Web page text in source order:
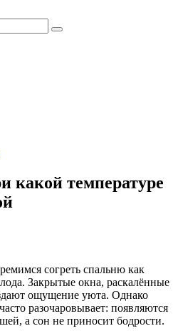
какой температуре
согреть спальню как
Закрытые окна, раскалённые
ощущение уюта. Однако
разочаровывает: появляются
а сон не приносит бодрости.